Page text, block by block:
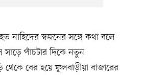
নাহিদের স্বজনের সঙ্গে কথা বলে
পাঁচটার দিকে নতুন
থেকে বের হয়ে ফুলবাড়ীয়া বাজারের